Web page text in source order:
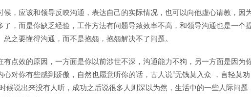
候，应该和领导反映沟通，表达自己的实际情况，也可以向他虚心请教，因
，而是你缺乏经验，工作方法有问题导致效率不高，和领导沟通也是一个
之要懂得沟通，而不是抱怨，抱怨解决不了问题。
有点效的原因，一方面是你以前涉世不深，沟通能力不狗，另一方面是因为
对你有些感到骄傲，自然也愿意听你的话，古人说“无钱莫入众 ，言轻莫劝
候说出来没有人听，成功之后说很多人则深以为然，生活中的一些人际问题